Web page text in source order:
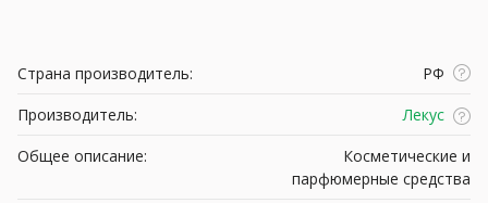
Страна производитель:
РФ
Производитель:
Лекус
Общее описание:
Косметические и
парфюмерные средства